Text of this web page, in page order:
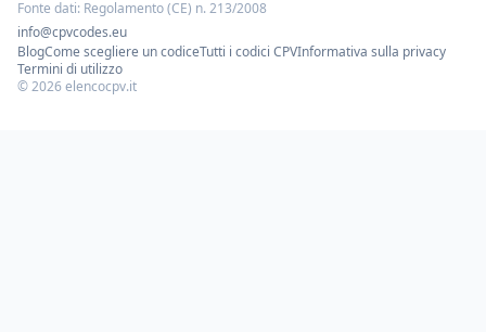
Fonte dati: Regolamento (CE) n. 213/2008
info@cpvcodes.eu
BlogCome scegliere un codiceTutti i codici CPVInformativa sulla privacy
Termini di utilizzo
©2026elencocpv.it